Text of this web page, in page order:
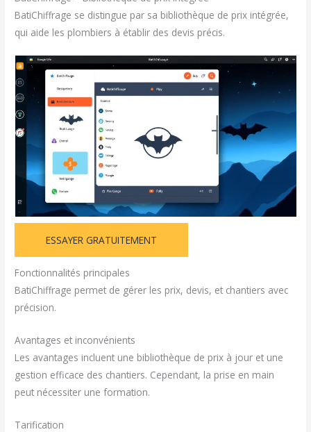
BatiChiffrage se distingue par sa bibliothèque de prix intégrée,
qui aide les plombiers à établir des devis précis.
ESSAYER GRATUITEMENT
Fonctionnalités principales
BatiChiffrage permet de gérer les prix, devis, et chantiers avec
précision.
Avantages et inconvénients
Les avantages incluent une bibliothèque de prix à jour et une
gestion efficace des chantiers. Cependant, la prise en main
peut nécessiter une formation.
Tarification